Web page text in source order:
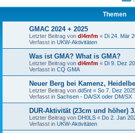
Themen
GMAC 2024 + 2025
Letzter Beitrag von dl4mfm « Di 24. Mär
Verfasst in UKW-Aktivitäten
Was ist GMA? What is GMA?
Letzter Beitrag von dl4mfm « Di 9. Dez
Verfasst in CQ GMA
Neuer Berg bei Kamenz,
Letzter Beitrag von dd5nt « So 7. Dez
Verfasst in Sachsen - DA/SX oder DM/SX
DUR-Aktivität (23cm und höher)
Letzter Beitrag von DH0LS « Do 2. Jan
Verfasst in UKW-Aktivitäten